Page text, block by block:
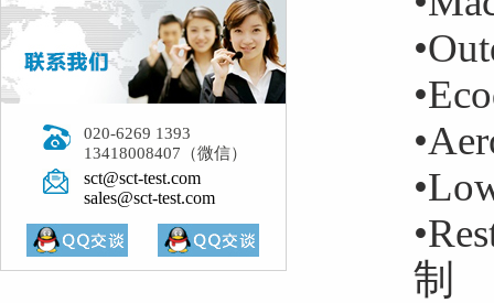
020-6269 1393
13418008407（微信）
sct@sct-test.com
sales@sct-test.com
制